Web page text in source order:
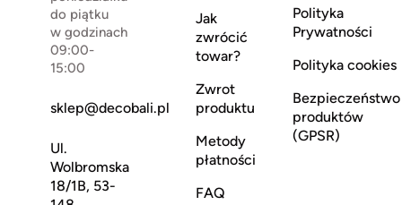
do piątku
w godzinach
09:00-
15:00
sklep@decobali.pl
Ul.
Wolbromska
18/1B, 53-
Jak
zwrócić
towar?
Zwrot
produktu
Metody
płatności
FAQ
Polityka
Prywatności
Polityka cookies
Bezpieczeństwo
produktów
(GPSR)